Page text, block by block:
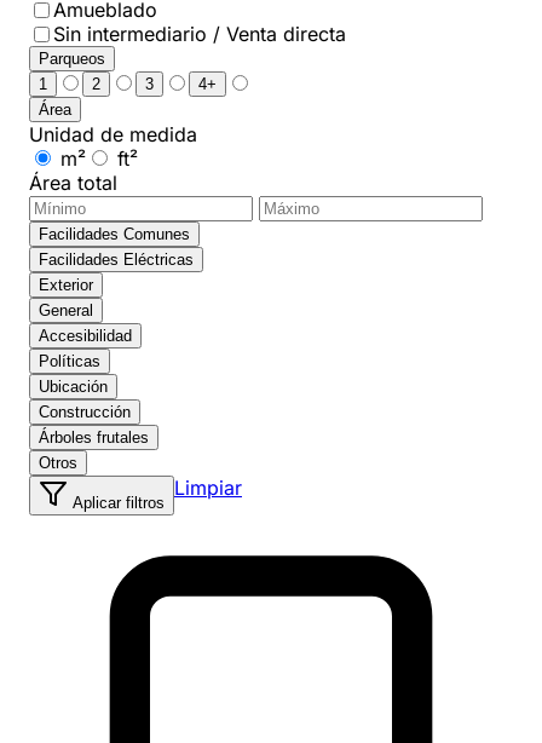
Amueblado
Sin intermediario / Venta directa
Parqueos
1
2 3
4+
Área
Unidad de medida
m²
ft²
Área total
Facilidades Comunes
Facilidades Eléctricas
Exterior
General
Accesibilidad
Políticas
Ubicación
Construcción
Árboles frutales
Otros
Aplicar filtros
Limpiar